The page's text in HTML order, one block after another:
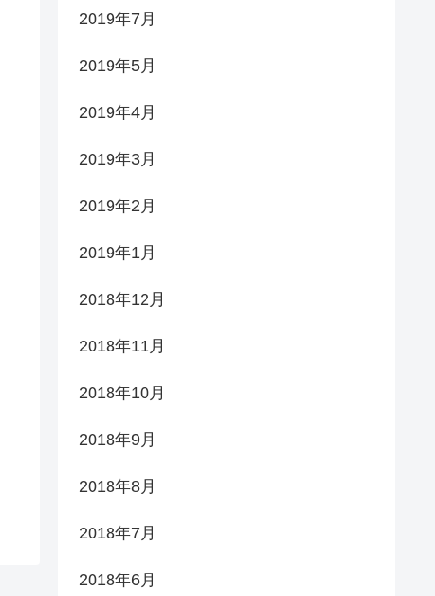
2019年7月
2019年5月
2019年4月
2019年3月
2019年2月
2019年1月
2018年12月
2018年11月
2018年10月
2018年9月
2018年8月
2018年7月
2018年6月